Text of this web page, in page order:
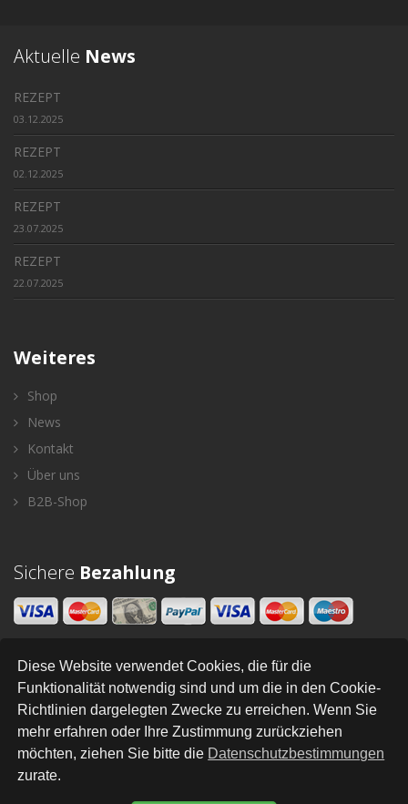
Diese Website verwendet Cookies, die für die
Funktionalität notwendig sind und um die in den Cookie-
Richtlinien dargelegten Zwecke zu erreichen. Wenn Sie
mehr erfahren oder Ihre Zustimmung zurückziehen
möchten, ziehen Sie bitte die Datenschutzbestimmungen
zurate.
Aktuelle News
REZEPT
03.12.2025
REZEPT
02.12.2025
REZEPT
23.07.2025
REZEPT
22.07.2025
Weiteres
Shop
News
Kontakt
Über uns
B2B-Shop
Sichere Bezahlung
Newsletter
SENDEN
Impressum•Versand•Kontakt•